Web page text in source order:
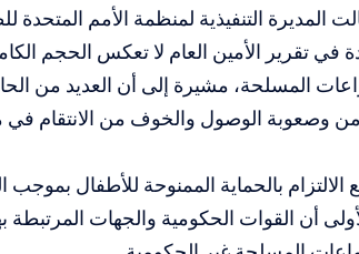
التنفيذية لمنظمة الأمم المتحدة
في تقرير الأمين العام لا تعكس الحجم
المسلحة، مشيرة إلى أن العديد من
وصعوبة الوصول والخوف من الانتقام
بالحماية الممنوحة للأطفال بموجب
أن القوات الحكومية والجهات المرتبطة